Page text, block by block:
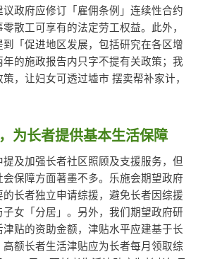
政府应修订「雇佣条例」连续性合约
散工可享有的法定劳工权益。此外，
「促进地区发展，包括研究在各区增
的施政报告内只字不提有关政策；我
，让妇女可透过墟市 摆卖帮补家计，
为长者提供基本生活保障
及加强长者社区照顾及支援服务，但
保障方面著墨不多。乐施会期望政府
长者独立申请综援，避免长者因综援
女「分居」。另外，我们期望政府研
贴的资助金额，津贴水平应建基于长
额长者生活津贴应为长者每月领取综